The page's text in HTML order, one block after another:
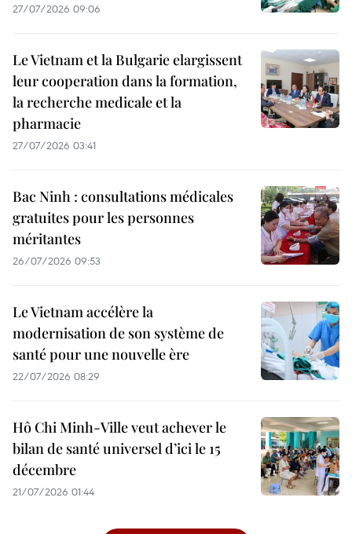
27/07/2026 09:06
Le Vietnam et la Bulgarie elargissent
leur cooperation dans la formation,
la recherche medicale et la
pharmacie
27/07/2026 03:41
Bac Ninh : consultations médicales
gratuites pour les personnes
méritantes
26/07/2026 09:53
Le Vietnam accélère la
modernisation de son système de
santé pour une nouvelle ère
22/07/2026 08:29
Hô Chi Minh-Ville veut achever le
bilan de santé universel d’ici le 15
décembre
21/07/2026 01:44